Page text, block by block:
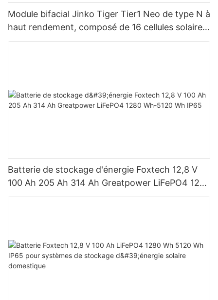
Module bifacial Jinko Tiger Tier1 Neo de type N à
haut rendement, composé de 16 cellules solaires
BB, pour des puissances de 590 W, 620 W, 630
Batterie de stockage d'énergie Foxtech 12,8 V
100 Ah 205 Ah 314 Ah Greatpower LiFePO4 1280
Wh-5120 Wh IP65